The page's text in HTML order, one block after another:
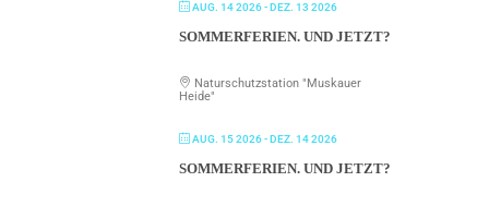
AUG. 14 2026- DEZ. 13 2026
SOMMERFERIEN. UND JETZT?
Naturschutzstation "Muskauer
Heide"
AUG. 15 2026- DEZ. 14 2026
SOMMERFERIEN. UND JETZT?